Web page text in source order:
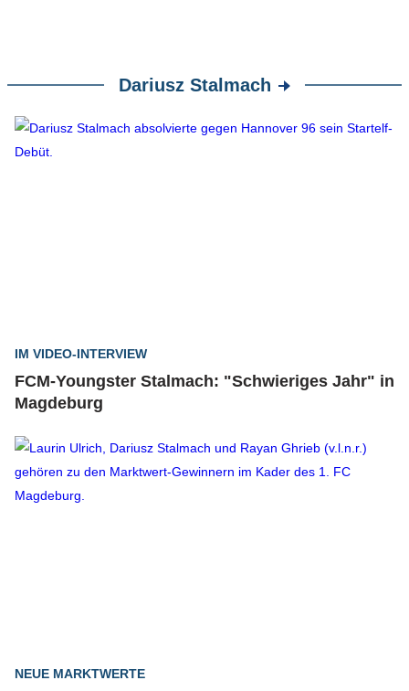
Dariusz Stalmach
IM VIDEO-INTERVIEW
FCM-Youngster Stalmach: "Schwieriges Jahr" in
Magdeburg
NEUE MARKTWERTE